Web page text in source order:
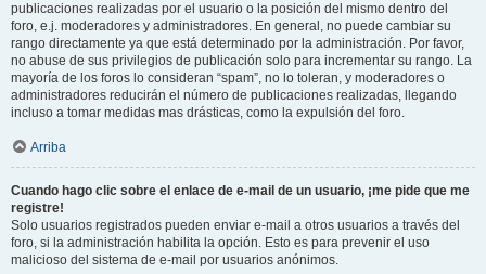
publicaciones realizadas por el usuario o la posición del mismo dentro del
foro, e.j. moderadores y administradores. En general, no puede cambiar su
rango directamente ya que está determinado por la administración. Por favor,
no abuse de sus privilegios de publicación solo para incrementar su rango. La
mayoría de los foros lo consideran “spam”, no lo toleran, y moderadores o
administradores reducirán el número de publicaciones realizadas, llegando
incluso a tomar medidas mas drásticas, como la expulsión del foro.
Arriba
Cuando hago clic sobre el enlace de e-mail de un usuario, ¡me pide que me
registre!
Solo usuarios registrados pueden enviar e-mail a otros usuarios a través del
foro, si la administración habilita la opción. Esto es para prevenir el uso
malicioso del sistema de e-mail por usuarios anónimos.